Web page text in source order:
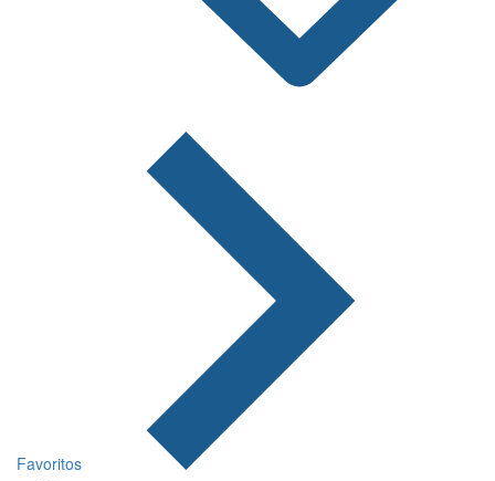
Favoritos